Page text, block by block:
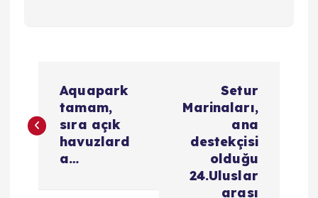
a
z
Aquapark
tamam,
sıra açık
havuzlard
a…
Setur
Marinaları,
ana
destekçisi
olduğu
24.Uluslar
arası